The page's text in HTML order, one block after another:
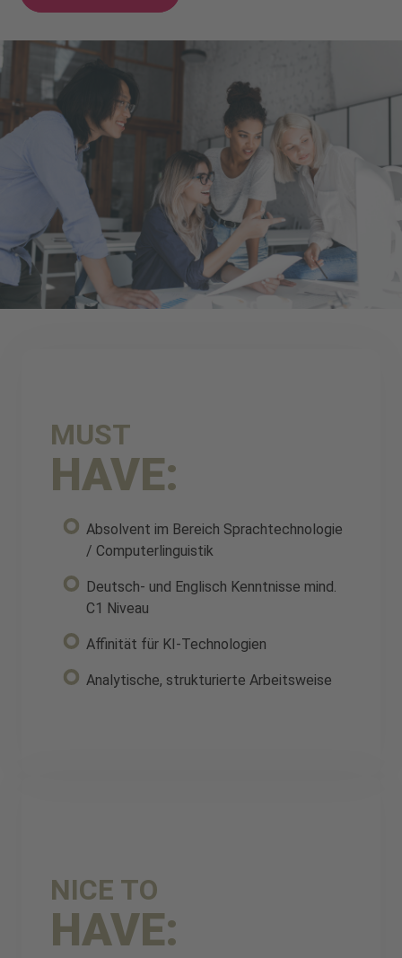
MUST
HAVE:
Absolvent im Bereich Sprachtechnologie
/ Computerlinguistik
Deutsch- und Englisch Kenntnisse mind.
C1 Niveau
Affinität für KI-Technologien
Analytische, strukturierte Arbeitsweise
NICE TO
HAVE: